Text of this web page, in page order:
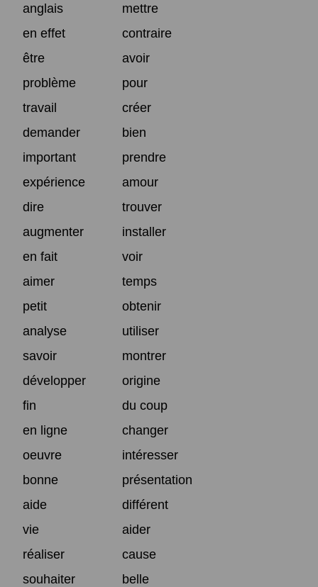
anglais
mettre
en effet
contraire
être
avoir
problème
pour
travail
créer
demander
bien
important
prendre
expérience
amour
dire
trouver
augmenter
installer
en fait
voir
aimer
temps
petit
obtenir
analyse
utiliser
savoir
montrer
développer
origine
fin
du coup
en ligne
changer
oeuvre
intéresser
bonne
présentation
aide
différent
vie
aider
réaliser
cause
souhaiter
belle